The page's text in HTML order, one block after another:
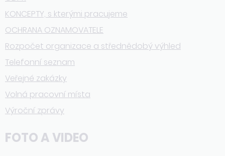
KONCEPTY, s kterými pracujeme
OCHRANA OZNAMOVATELE
Rozpočet organizace a střednědobý výhled
Telefonní seznam
Veřejné zakázky
Volná pracovní místa
Výroční zprávy
FOTO A VIDEO